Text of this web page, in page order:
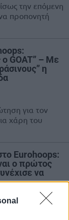
την επόμενη
προπονητή
ο GOAT” – Με
η
για τον
χάρη του
Eurohoops:
ο πρώτος
να
Eurohoops για